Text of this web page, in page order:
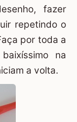
fazer
repetindo o
por toda a
na
a volta.